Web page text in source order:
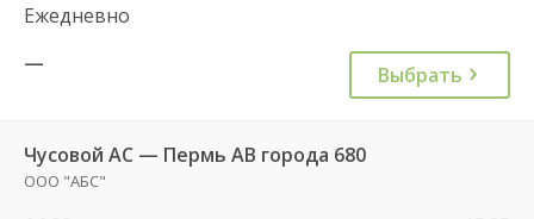
Ежедневно
—
Выбрать
Чусовой АС — Пермь АВ города 680
ООО "АБС"